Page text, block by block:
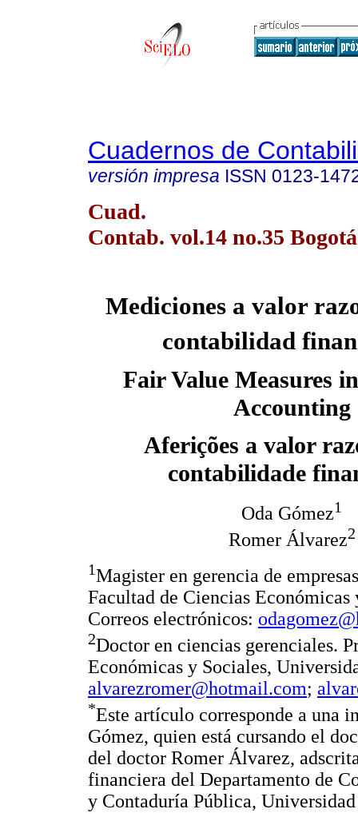
Cuadernos de
versión impresa ISSN 0123-
Cuad.
Contab. vol.14 no.35
Mediciones a valor
contabilidad
Fair Value Measures
Accounting
Aferições a valor
contabilidade
Oda Gómez1
Romer Álvarez2
1Magister en gerencia de
Facultad de Ciencias
Correos electrónicos:
2Doctor en ciencias gerenciales.
Económicas y Sociales,
alvarezromer@hotmail.com;
*Este artículo corresponde a una
Gómez, quien está cursando el
del doctor Romer Álvarez,
financiera del Departamento de
y Contaduría Pública,